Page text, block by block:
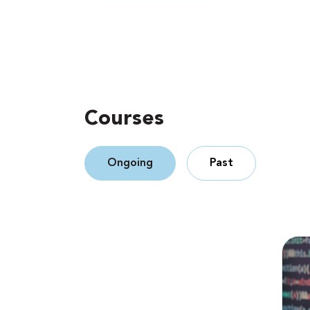
Courses
Ongoing Past